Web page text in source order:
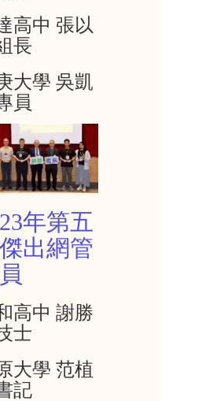
高中 張以
長
大學 吳凱
員
年第五
出網管
高中 謝勝
士
大學 范植
記